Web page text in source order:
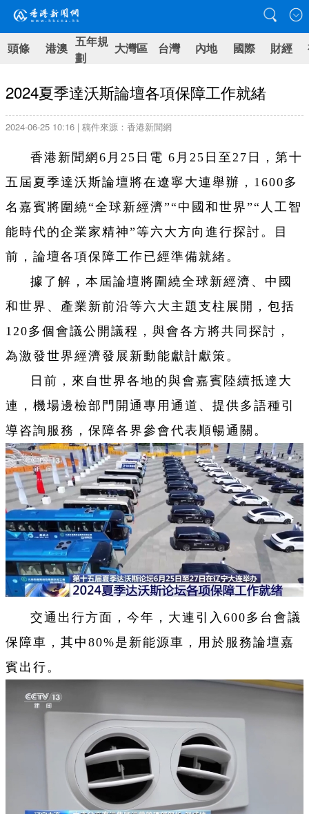
頭條 港澳 五年規
劃
大灣區 台灣 內地 國際 財經
2024夏季達沃斯論壇各項保障工作就緒
2024-06-25 10:16 | 稿件來源：香港新聞網
香港新聞網6月25日電 6月25日至27日，第十
五屆夏季達沃斯論壇將在遼寧大連舉辦，1600多
名嘉賓將圍繞“全球新經濟”“中國和世界”“人工智
能時代的企業家精神”等六大方向進行探討。目
前，論壇各項保障工作已經準備就緒。
據了解，本屆論壇將圍繞全球新經濟、中國
和世界、產業新前沿等六大主題支柱展開，包括
120多個會議公開議程，與會各方將共同探討，
為激發世界經濟發展新動能獻計獻策。
日前，來自世界各地的與會嘉賓陸續抵達大
連，機場邊檢部門開通專用通道、提供多語種引
導咨詢服務，保障各界參會代表順暢通關。
交通出行方面，今年，大連引入600多台會議
保障車，其中80%是新能源車，用於服務論壇嘉
賓出行。